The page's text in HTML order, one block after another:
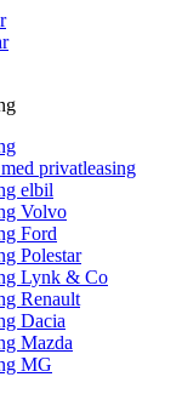
privatleasing
elbil
Volvo
Ford
Polestar
Lynk & Co
Renault
Dacia
Mazda
MG